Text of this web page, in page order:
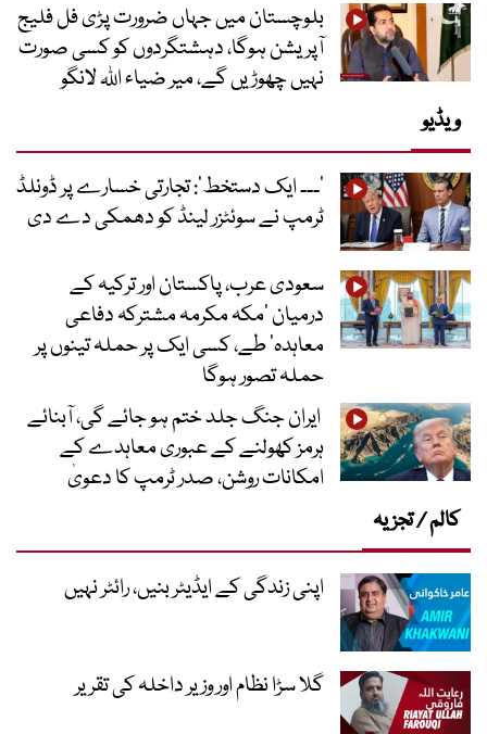
بلوچستان میں جہاں ضرورت پڑی فل فلیج
آپریشن ہوگا، دہشتگردوں کو کسی صورت
نہیں چھوڑیں گے، میر ضیاء اللہ لانگو
ویڈیو
’۔۔۔ ایک دستخط‘: تجارتی خسارے پر ڈونلڈ
ٹرمپ نے سوئٹزر لینڈ کو دھمکی دے دی
سعودی عرب، پاکستان اور ترکیہ کے
درمیان ’مکہ مکرمہ مشترکہ دفاعی
معاہدہ‘ طے، کسی ایک پر حملہ تینوں پر
حملہ تصور ہوگا
ایران جنگ جلد ختم ہو جائے گی، آبنائے
ہرمز کھولنے کے عبوری معاہدے کے
امکانات روشن، صدر ٹرمپ کا دعویٰ
کالم / تجزیہ
اپنی زندگی کے ایڈیٹر بنیں، رائٹر نہیں
گلا سڑا نظام اور وزیر داخلہ کی تقریر